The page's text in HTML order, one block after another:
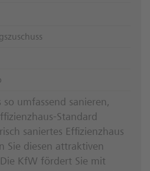
umfassend sanieren,
Standard
saniertes Effizienzhaus
Sie diesen attraktiven
KfW fördert Sie mit